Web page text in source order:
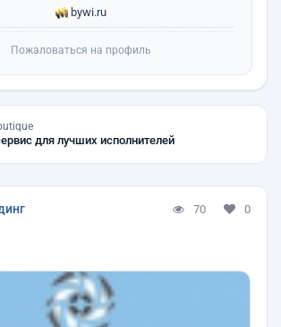
bywi.ru
Пожаловаться на профиль
для лучших исполнителей
70 0